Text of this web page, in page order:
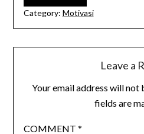
Category: Motivasi
Leave a
Your email address will not
fields are
COMMENT *